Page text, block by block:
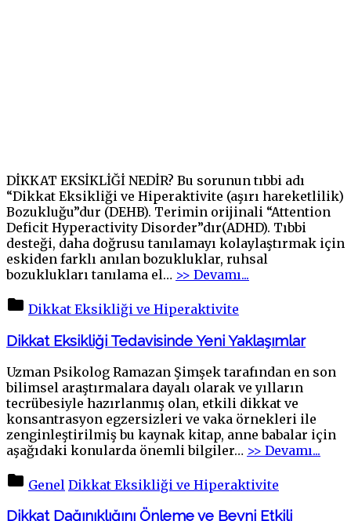
DİKKAT EKSİKLİĞİ NEDİR? Bu sorunun tıbbi adı
“Dikkat Eksikliği ve Hiperaktivite (aşırı hareketlilik)
Bozukluğu”dur (DEHB). Terimin orijinali “Attention
Deficit Hyperactivity Disorder”dır(ADHD). Tıbbi
desteği, daha doğrusu tanılamayı kolaylaştırmak için
eskiden farklı anılan bozukluklar, ruhsal
bozuklukları tanılama el… >> Devamı...
Dikkat Eksikliği ve Hiperaktivite
Dikkat Eksikliği Tedavisinde Yeni Yaklaşımlar
Uzman Psikolog Ramazan Şimşek tarafından en son
bilimsel araştırmalara dayalı olarak ve yılların
tecrübesiyle hazırlanmış olan, etkili dikkat ve
konsantrasyon egzersizleri ve vaka örnekleri ile
zenginleştirilmiş bu kaynak kitap, anne babalar için
aşağıdaki konularda önemli bilgiler… >> Devamı...
Genel Dikkat Eksikliği ve Hiperaktivite
Dikkat Dağınıklığını Önleme ve Beyni Etkili